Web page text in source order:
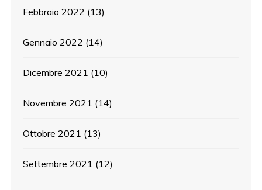
Febbraio 2022 (13)
Gennaio 2022 (14)
Dicembre 2021 (10)
Novembre 2021 (14)
Ottobre 2021 (13)
Settembre 2021 (12)